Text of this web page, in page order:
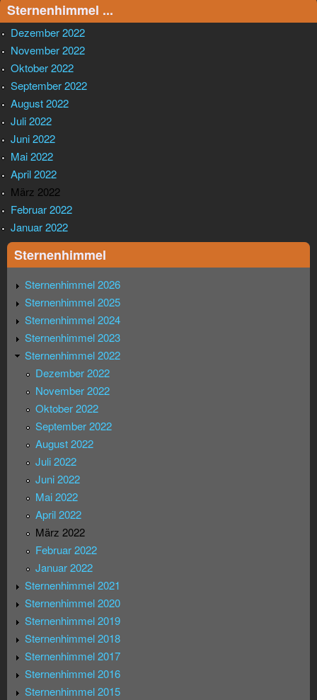
Sternenhimmel ...
Dezember 2022
November 2022
Oktober 2022
September 2022
August 2022
Juli 2022
Juni 2022
Mai 2022
April 2022
März 2022
Februar 2022
Januar 2022
Sternenhimmel
Sternenhimmel 2026
Sternenhimmel 2025
Sternenhimmel 2024
Sternenhimmel 2023
Sternenhimmel 2022
Dezember 2022
November 2022
Oktober 2022
September 2022
August 2022
Juli 2022
Juni 2022
Mai 2022
April 2022
März 2022
Februar 2022
Januar 2022
Sternenhimmel 2021
Sternenhimmel 2020
Sternenhimmel 2019
Sternenhimmel 2018
Sternenhimmel 2017
Sternenhimmel 2016
Sternenhimmel 2015